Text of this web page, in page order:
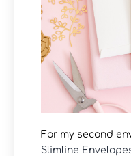
For my second
Slimline